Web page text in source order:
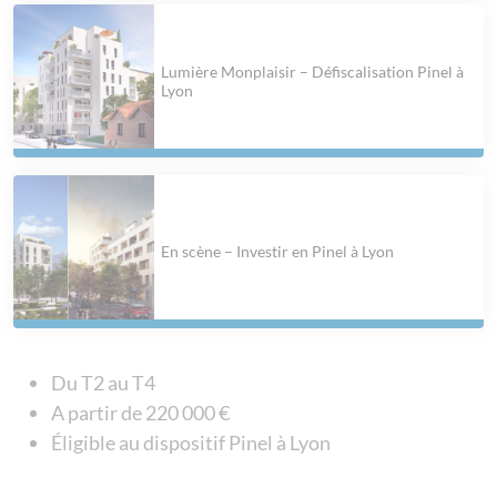
Lumière Monplaisir – Défiscalisation Pinel à
Lyon
En scène – Investir en Pinel à Lyon
Du T2 au T4
A partir de 220 000 €
Éligible au dispositif Pinel à Lyon